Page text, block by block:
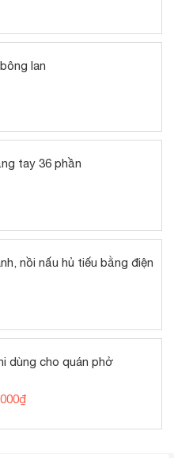
lan
tay 36 phần
nồi nấu hủ tiếu bằng điện
dùng cho quán phở
₫Giá
tại